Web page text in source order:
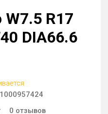
R17
DIA66.6
1000957424
0 отзывов